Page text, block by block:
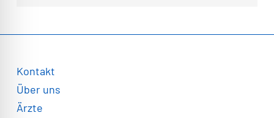
Kontakt
Über uns
Ärzte